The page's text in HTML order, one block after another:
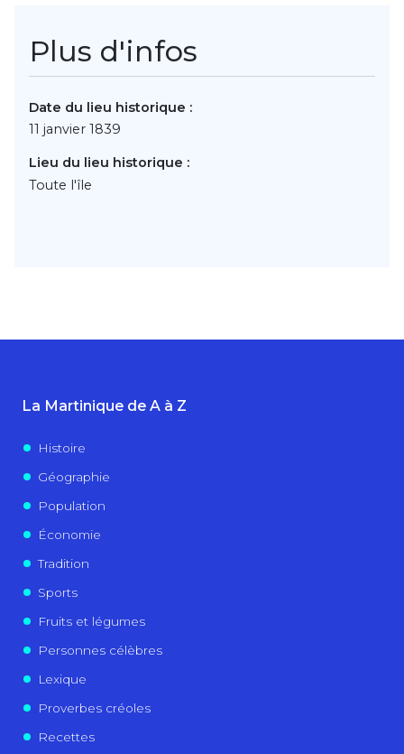
Plus d'infos
Date du lieu historique :
11 janvier 1839
Lieu du lieu historique :
Toute l'île
La Martinique de A à Z
Histoire
Géographie
Population
Économie
Tradition
Sports
Fruits et légumes
Personnes célèbres
Lexique
Proverbes créoles
Recettes